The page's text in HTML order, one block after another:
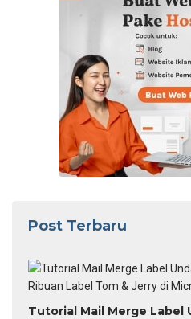
Post Terbaru
Tutorial Mail Merge Label